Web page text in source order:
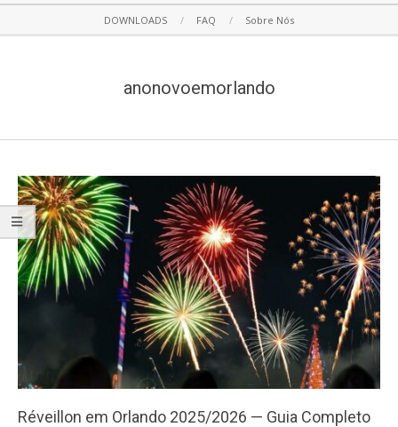
Navigation
DOWNLOADS FAQ Sobre Nós
anonovoemorlando
Réveillon em Orlando 2025/2026 — Guia Completo